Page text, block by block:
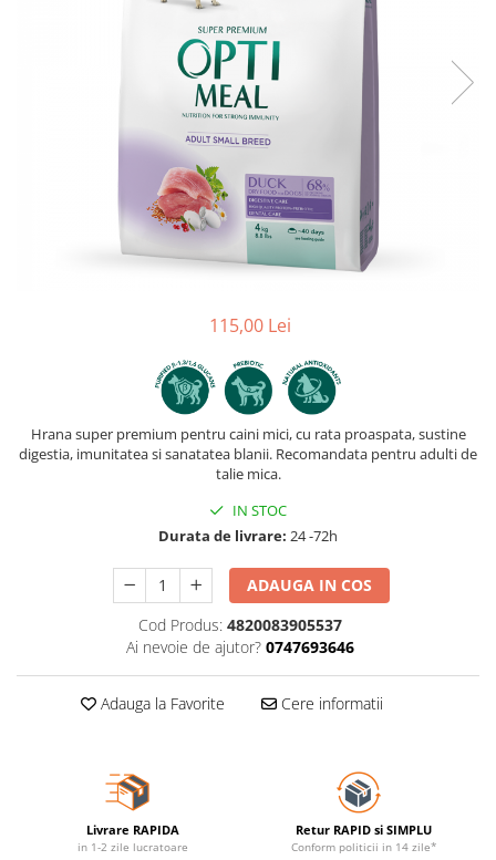
115,00 Lei
Hrana super premium pentru caini mici, cu rata proaspata, sustine
digestia, imunitatea si sanatatea blanii. Recomandata pentru adulti de
talie mica.
IN STOC
Durata de livrare: 24 -72h
ADAUGA IN COS
Cod Produs: 4820083905537
Ai nevoie de ajutor? 0747693646
Adauga la Favorite Cere informatii
Livrare RAPIDA
in 1-2 zile lucratoare
Retur RAPID si SIMPLU
Conform politicii in 14 zile*